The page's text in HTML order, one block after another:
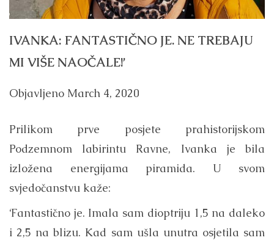
IVANKA: FANTASTIČNO JE. NE TREBAJU
MI VIŠE NAOČALE!’
Objavljeno March 4, 2020
Prilikom prve posjete prahistorijskom
Podzemnom labirintu Ravne, Ivanka je bila
izložena energijama piramida. U svom
svjedočanstvu kaže:
‘Fantastično je. Imala sam dioptriju 1,5 na daleko
i 2,5 na blizu. Kad sam ušla unutra osjetila sam